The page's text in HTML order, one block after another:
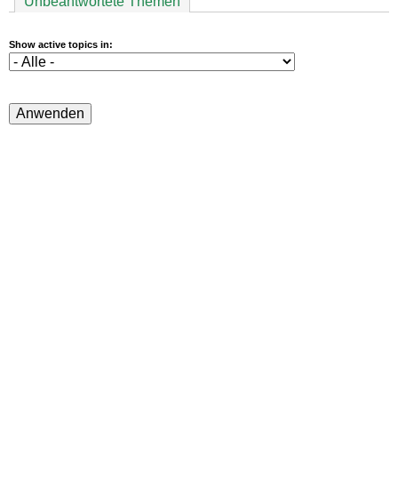
Show active topics in: